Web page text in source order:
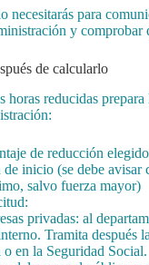
necesitarás para
y comprobar
de calcularlo
horas reducidas
de reducción
de inicio (se debe avisar
salvo fuerza mayor)
privadas: al
Tramita después
o en la Seguridad Social.